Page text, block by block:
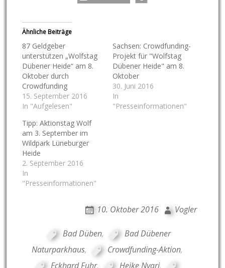
Ähnliche Beiträge
87 Geldgeber
unterstützen „Wolfstag
Dübener Heide“ am 8.
Oktober durch
Crowdfunding
15. September 2016
In "Aufgelesen"
Sachsen: Crowdfunding-
Projekt für "Wolfstag
Dübener Heide" am 8.
Oktober
30. Juni 2016
In
"Presseinformationen"
Tipp: Aktionstag Wolf
am 3. September im
Wildpark Lüneburger
Heide
2. September 2016
In
"Presseinformationen"
10. Oktober 2016 Vogler
Bad Düben,
Bad Dübener
Naturparkhaus, Crowdfunding-Aktion,
Eckhard Fuhr, Heike Nyari,